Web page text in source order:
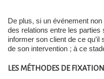
De plus, si un événement
des relations entre les parties
informer son client de ce
de son intervention ; à ce
LES MÉTHODES DE